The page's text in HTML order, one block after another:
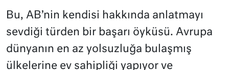
Bu, AB’nin kendisi hakkında anlatmayı
sevdiği türden bir başarı öyküsü. Avrupa
dünyanın en az yolsuzluğa bulaşmış
ülkelerine ev sahipliği yapıyor ve